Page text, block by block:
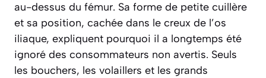
au-dessus du fémur. Sa forme de petite cuillère
et sa position, cachée dans le creux de l’os
iliaque, expliquent pourquoi il a longtemps été
ignoré des consommateurs non avertis. Seuls
les bouchers, les volaillers et les grands